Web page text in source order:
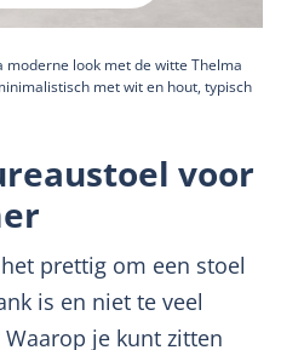
moderne look met de witte Thelma
met wit en hout, typisch
voor
prettig om een stoel
is en niet te veel
je kunt zitten